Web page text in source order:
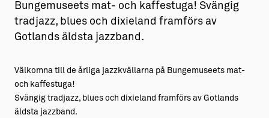
Almedalsveckan
Medeltidsveckan
Visby Centrum
Allt om livet på Ön
→ Fritidsliv
→ Föreningsliv
→ Idrottsliv
→ Tonårsliv
Bungemuseets mat- och kaffestuga! Svängig
tradjazz, blues och dixieland framförs av
Gotlands äldsta jazzband.
Välkomna till de årliga jazzkvällarna på Bungemuseets mat-
och kaffestuga!
Svängig tradjazz, blues och dixieland framförs av Gotlands
äldsta jazzband.